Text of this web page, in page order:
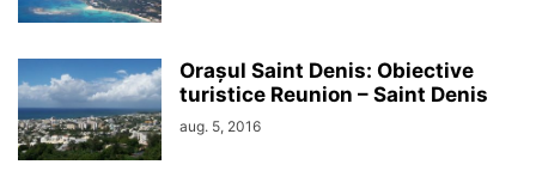
Orașul Saint Denis: Obiective
turistice Reunion – Saint Denis
aug. 5, 2016